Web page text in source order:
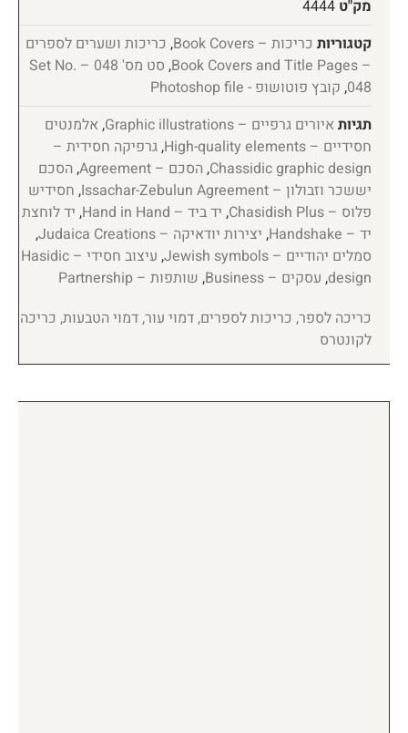
מק"ט 4444
קטגוריות כריכות – Book Covers , כריכות ושערים לספרים
– Book Covers and Title Pages
,
סט מס' 048 – Set No.
048
, קובץ פוטושופ - Photoshop file
תגיות איורים גרפיים – Graphic illustrations , אלמנטים
חסידיים – High-quality elements
,גרפיקה חסידית –
Chassidic graphic design
,הסכם – Agreement ,הסכם
יששכר וזבולון – Issachar-Zebulun Agreement
, חסידיש
פלוס – Chasidish Plus
, יד ביד – Hand in Hand , יד לוחצת
יד – Handshake
, יצירות יודאיקה – Judaica Creations
,
סמלים יהודיים – Jewish symbols
,
עיצוב חסידי – Hasidic
design
, עסקים – Business , שותפות – Partnership
כריכה לספר, כריכות לספרים, דמוי עור, דמוי הטבעות, כריכה
לקונטרס